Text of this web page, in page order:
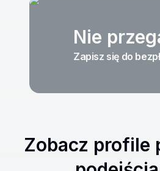
Nie
Zapisz się do
Zobacz profile